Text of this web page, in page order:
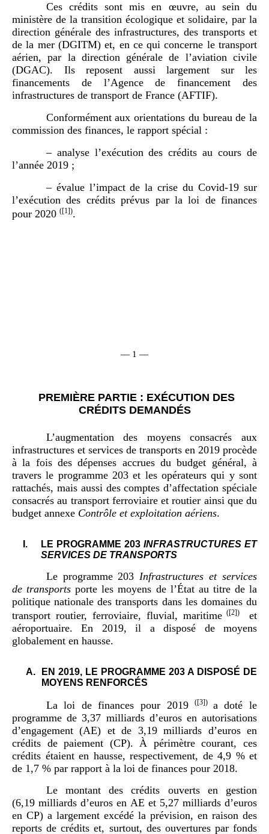
Ces crédits sont mis en œuvre, au sein du
ministère de la transition écologique et solidaire, par la
direction générale des infrastructures, des transports et
de la mer (DGITM) et, en ce qui concerne le transport
aérien, par la direction générale de l’aviation civile
(DGAC). Ils reposent aussi largement sur les
financements de l’Agence de financement des
infrastructures de transport de France (AFTIF).
Conformément aux orientations du bureau de la
commission des finances, le rapport spécial :
– analyse l’exécution des crédits au cours de
l’année 2019 ;
– évalue l’impact de la crise du Covid-19 sur
l’exécution des crédits prévus par la loi de finances
pour 2020 ([1]).
— 1 —
PREMIÈRE PARTIE : EXÉCUTION DES
CRÉDITS DEMANDÉS
L’augmentation des moyens consacrés aux
infrastructures et services de transports en 2019 procède
à la fois des dépenses accrues du budget général, à
travers le programme 203 et les opérateurs qui y sont
rattachés, mais aussi des comptes d’affectation spéciale
consacrés au transport ferroviaire et routier ainsi que du
budget annexe Contrôle et exploitation aériens.
LE PROGRAMME 203 INFRASTRUCTURES ET
SERVICES DE TRANSPORTS
Le programme 203Infrastructures et services
de transports porte les moyens de l’État au titre de la
politique nationale des transports dans les domaines du
transport routier, ferroviaire, fluvial, maritime ([2])
et
aéroportuaire. En 2019, il a disposé de moyens
globalement en hausse.
A.
EN 2019, LE PROGRAMME 203 A DISPOSÉ DE
MOYENS RENFORCÉS
La loi de finances pour 2019([3])
a doté le
programme de 3,37 milliards d’euros en autorisations
d’engagement (AE) et de 3,19 milliards d’euros en
crédits de paiement (CP). À périmètre courant, ces
crédits étaient en hausse, respectivement, de 4,9 % et
de 1,7 % par rapport à la loi de finances pour 2018.
Le montant des crédits ouverts en gestion
(6,19 milliards d’euros en AE et 5,27 milliards d’euros
en CP) a largement excédé la prévision, en raison des
reports de crédits et, surtout, des ouvertures par fonds